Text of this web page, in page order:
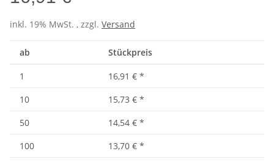
inkl. 19% MwSt. , zzgl. Versand
ab Stückpreis
1 16,91 € *
10
15,73 € *
50
14,54 € *
100
13,70 € *